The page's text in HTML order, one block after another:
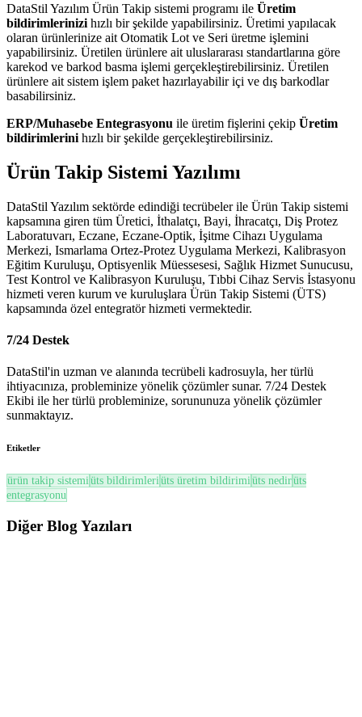
DataStil Yazılım Ürün Takip sistemi programı ile Üretim
bildirimlerinizi hızlı bir şekilde yapabilirsiniz. Üretimi yapılacak
olaran ürünlerinize ait Otomatik Lot ve Seri üretme işlemini
yapabilirsiniz. Üretilen ürünlere ait uluslararası standartlarına göre
karekod ve barkod basma işlemi gerçekleştirebilirsiniz. Üretilen
ürünlere ait sistem işlem paket hazırlayabilir içi ve dış barkodlar
basabilirsiniz.
ERP/Muhasebe Entegrasyonu ile üretim fişlerini çekip Üretim
bildirimlerini hızlı bir şekilde gerçekleştirebilirsiniz.
Ürün Takip Sistemi Yazılımı
DataStil Yazılım sektörde edindiği tecrübeler ile Ürün Takip sistemi
kapsamına giren tüm Üretici, İthalatçı, Bayi, İhracatçı, Diş Protez
Laboratuvarı, Eczane, Eczane-Optik, İşitme Cihazı Uygulama
Merkezi, Ismarlama Ortez-Protez Uygulama Merkezi, Kalibrasyon
Eğitim Kuruluşu, Optisyenlik Müessesesi, Sağlık Hizmet Sunucusu,
Test Kontrol ve Kalibrasyon Kuruluşu, Tıbbi Cihaz Servis İstasyonu
hizmeti veren kurum ve kuruluşlara Ürün Takip Sistemi (ÜTS)
kapsamında özel entegratör hizmeti vermektedir.
7/24 Destek
DataStil'in uzman ve alanında tecrübeli kadrosuyla, her türlü
ihtiyacınıza, probleminize yönelik çözümler sunar. 7/24 Destek
Ekibi ile her türlü probleminize, sorununuza yönelik çözümler
sunmaktayız.
Etiketler
ürün takip sistemiüts bildirimleriüts üretim bildirimiüts nedirüts
entegrasyonu
Diğer Blog Yazıları